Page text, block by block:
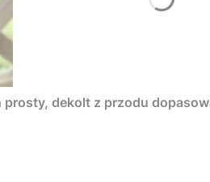
dekolt z przodu